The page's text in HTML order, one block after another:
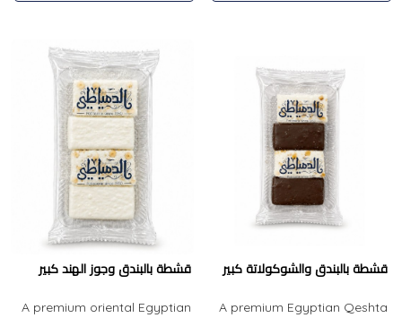
قشطة بالبندق والشوكولاتة كبير
A premium Egyptian Qeshta
قشطة بالبندق وجوز الهند كبير
A premium oriental Egyptian